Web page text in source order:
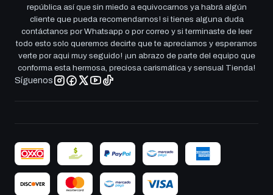
república así que sin miedo a equivocarnos ya habrá algún
cliente que pueda recomendarnos! si tienes alguna duda
contáctanos por Whatsapp o por correo y si terminaste de leer
todo esto solo queremos decirte que te apreciamos y esperamos
verte por aqui muy seguido! ¡un abrazo de parte del equipo que
conforma esta hermosa, preciosa carismática y sensual Tienda!
Síguenos